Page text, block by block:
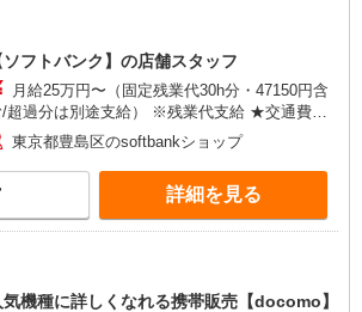
ソフトバンク】の店舗スタッフ
月給25万円〜（固定残業代30h分・47150円含
/超過分は別途支給） ※残業代支給 ★交通費別
給（規定あり） ゜+゜・。○。・゜+゜・。
・゜+゜ 入社祝い金10万円支給(規定有) お友達
介頂くと, インセンティブ支給(規定有) ゜・。
・゜+゜・。○。・゜+゜
東京都豊島区のsoftbankショップ
詳細を見る
気機種に詳しくなれる携帯販売【docomo】